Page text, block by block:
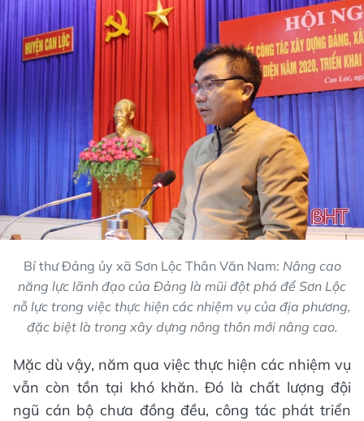
Bí thư Đảng ủy xã Sơn Lộc Thân Văn Nam: Nâng cao
năng lực lãnh đạo của Đảng là mũi đột phá để Sơn Lộc
nỗ lực trong việc thực hiện các nhiệm vụ của địa phương,
đặc biệt là trong xây dựng nông thôn mới nâng cao.
Mặc dù vậy, năm qua việc thực hiện các nhiệm vụ
vẫn còn tồn tại khó khăn. Đó là chất lượng đội
ngũ cán bộ chưa đồng đều, công tác phát triển